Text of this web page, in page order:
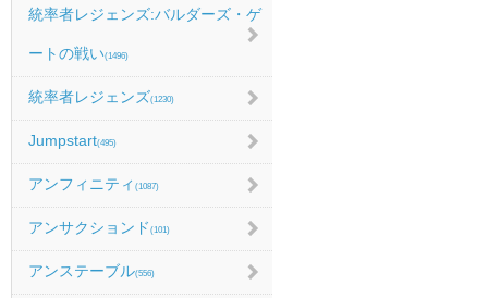
統率者レジェンズ:バルダーズ・ゲ
ートの戦い(1496)
統率者レジェンズ(1230)
Jumpstart(495)
アンフィニティ (1087)
アンサクションド (101)
アンステーブル(556)